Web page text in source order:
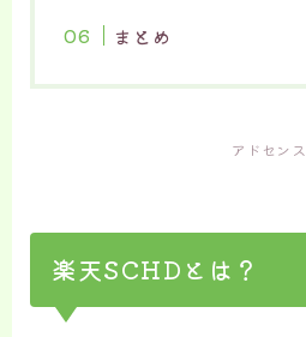
まとめ
アドセンス
楽天SCHDとは？